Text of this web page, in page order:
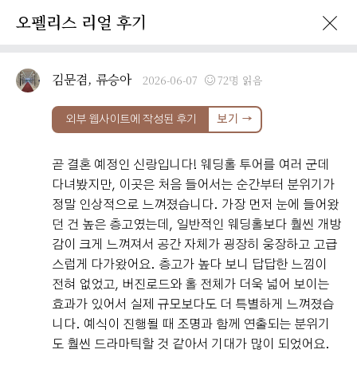
오펠리스 리얼 후기
김문겸, 류승아 2026-06-07 72명 읽음
외부 웹사이트에 작성된 후기 보기 →
곧 결혼 예정인 신랑입니다! 웨딩홀 투어를 여러 군데
다녀봤지만, 이곳은 처음 들어서는 순간부터 분위기가
정말 인상적으로 느껴졌습니다. 가장 먼저 눈에 들어왔
던 건 높은 층고였는데, 일반적인 웨딩홀보다 훨씬 개방
감이 크게 느껴져서 공간 자체가 굉장히 웅장하고 고급
스럽게 다가왔어요. 층고가 높다 보니 답답한 느낌이
전혀 없었고, 버진로드와 홀 전체가 더욱 넓어 보이는
효과가 있어서 실제 규모보다도 더 특별하게 느껴졌습
니다. 예식이 진행될 때 조명과 함께 연출되는 분위기
도 훨씬 드라마틱할 것 같아서 기대가 많이 되었어요.